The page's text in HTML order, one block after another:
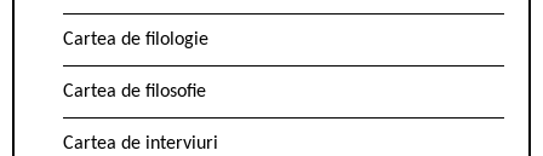
Cartea de filologie
Cartea de filosofie
Cartea de interviuri